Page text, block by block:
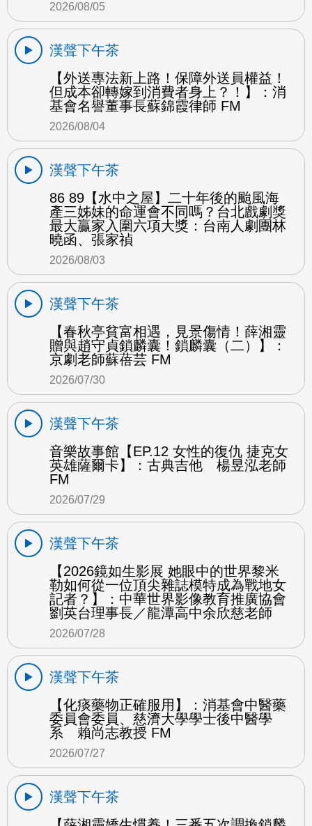
2026/08/05
漢聲下午茶
【外送專法新上路！保障外送員權益！
但成本卻轉嫁到消費者身上？！】：消
基會名譽董事長蘇錦霞律師 FM
2026/08/04
漢聲下午茶
86 89【水中之屋】二十年後的颱風海
產三姊妹的命運會不同嗎？台北戲劇獎
最大贏家入圍六項大獎：台南人劇團林
曉函、張家禎
2026/08/03
漢聲下午茶
【春秋亭貧富相遇，見景傷情！薛湘靈
贈與趙守貞鎖麟囊！鎖麟囊（二）】：
京劇老師蘇蓓芸 FM
2026/07/30
漢聲下午茶
音樂故事館【EP.12 女性的復仇 捷克女
英雄薩爾卡】：古典吉他 楊昱泓老師
FM
2026/07/29
漢聲下午茶
【2026鏡如生影展 她眼中的世界黎米
勒如何從一位頂尖雜誌模特成為戰地女
記者？】：中華世界影像教育推廣協會
劉英台理事長／龍潭高中余欣慈老師
2026/07/28
漢聲下午茶
【化痰藥物正確服用】：消基會中醫藥
委員會委員、慈濟大學學士後中醫學
系 賴尚志教授 FM
2026/07/27
漢聲下午茶